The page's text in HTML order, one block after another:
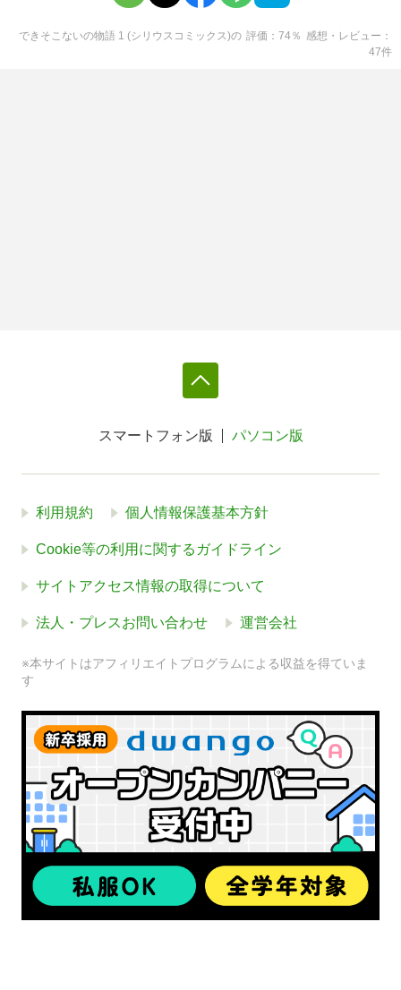
できそこないの物語 1 (シリウスコミックス)の 評価 74％ 感想・レビュー
47件
スマートフォン版 パソコン版
利用規約 個人情報保護基本方針
Cookie等の利用に関するガイドライン
サイトアクセス情報の取得について
法人・プレスお問い合わせ 運営会社
※本サイトはアフィリエイトプログラムによる収益を得ていま
す